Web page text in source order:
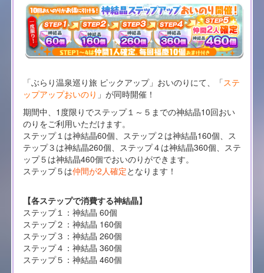
「ぶらり温泉巡り旅 ピックアップ」おいのりにて、「ステ
ップアップおいのり 」が同時開催！
期間中、1度限りでステップ１～５までの神結晶10回おい
のりをご利用いただけます。
ステップ１は神結晶60個、ステップ２は神結晶160個、ス
テップ３は神結晶260個、ステップ４は神結晶360個、ステ
ップ５は神結晶460個でおいのりができます。
ステップ５は仲間が2人確定となります！
【各ステップで消費する神結晶】
ステップ１：神結晶 60個
ステップ２：神結晶 160個
ステップ３：神結晶 260個
ステップ４：神結晶 360個
ステップ５：神結晶 460個